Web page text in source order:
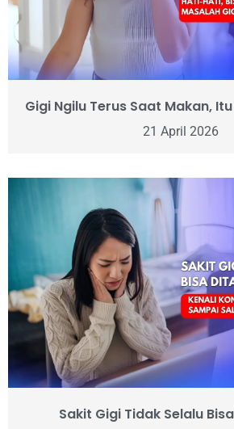
Gigi Ngilu Terus Saat Makan,
21 April 2026
Sakit Gigi Tidak Selalu